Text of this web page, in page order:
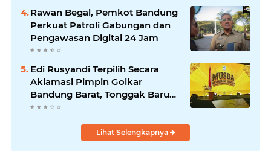
Masyarakat
Rawan Begal, Pemkot Bandung
Perkuat Patroli Gabungan dan
Pengawasan Digital 24 Jam
Edi Rusyandi Terpilih Secara
Aklamasi Pimpin Golkar
Bandung Barat, Tonggak Baru
Kepemimpinan Harmonis
Lihat Selengkapnya